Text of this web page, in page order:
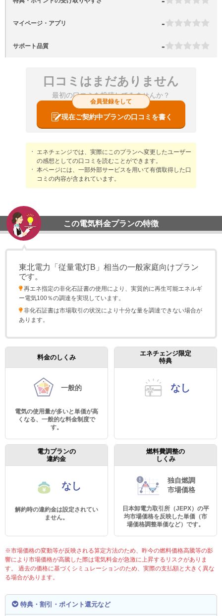
マイページ・アプリ -
サポート品質 -
口コミはまだありません
最初の口コミを投稿してみませんか？
会員登録をして
現在ご契約中プランの口コミを書く
エネチェンジでは、実際にこのプランへ変更したユーザー
の感想としての口コミを読むことができます。
本ページには、一部外部サービスを用いて有償取得した口
コミの内容が含まれています。
この電気料金プランの特徴
東北電力「従量電灯B」相当の一般家庭向けプラン
です。
再エネ指定の非化石証書の使用により、実質的に再生可能エネルギ
ー電気100％の調達を実現しています。
非化石証書は市場取引の状況により⼗分な量を調達できない場合が
あります。
料金のしくみ
一般的
電気の使用量が多いと単価が高
くなる、一般的な料金制度で
す。
エネチェンジ限定
特典
なし
電力プランの
違約金
なし
解約時の違約金は設定されてい
ません。
燃料費調整の
しくみ
独自燃調
市場価格
日本卸電力取引所（JEPX）の平
均市場価格を反映した単価（市
場価格調整単価など）です。
※市場価格の変動等が反映される算定方法のため、昨今の燃料価格高騰等の影
響により市場価格が高騰した際は電気料金が急激に上昇するリスクがありま
す。 過去の価格に基づくシミュレーションのため、実際の支払額と大きく異な
る場合があります。
特典・割引・ポイント還元など